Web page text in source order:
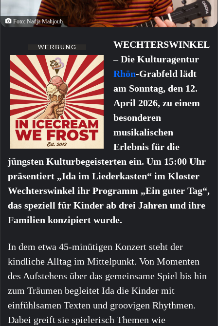
Foto: Nadja Mahjoub
WECHTERSWINKEL
– Die Kulturagentur
Rhön-Grabfeld lädt
am Sonntag, den 12.
April 2026, zu einem
besonderen
musikalischen
Erlebnis für die
jüngsten Kulturbegeisterten ein. Um 15:00 Uhr
präsentiert „Ida im Liederkasten“ im Kloster
Wechterswinkel ihr Programm „Ein guter Tag“,
das speziell für Kinder ab drei Jahren und ihre
Familien konzipiert wurde.
In dem etwa 45-minütigen Konzert steht der
kindliche Alltag im Mittelpunkt. Von Momenten
des Aufstehens über das gemeinsame Spiel bis hin
zum Träumen begleitet Ida die Kinder mit
einfühlsamen Texten und groovigen Rhythmen.
Dabei greift sie spielerisch Themen wie